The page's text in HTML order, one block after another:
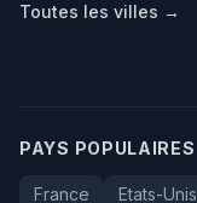
Toutes les villes →
PAYS POPULAIRES
France Etats-Unis